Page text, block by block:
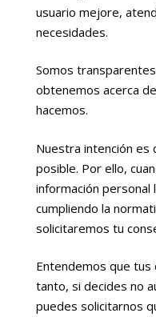
usuario mejore,
necesidades.
Somos
obtenemos acerca
hacemos.
Nuestra intención
posible. Por ello,
información
cumpliendo la
solicitaremos tu
Entendemos que
tanto, si decides no
puedes solicitarnos